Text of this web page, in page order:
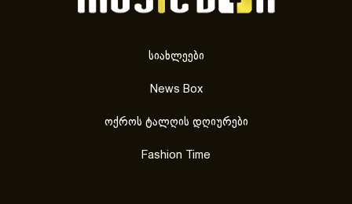
სიახლეები
News Box
ოქროს ტალღის დღიურები
Fashion Time